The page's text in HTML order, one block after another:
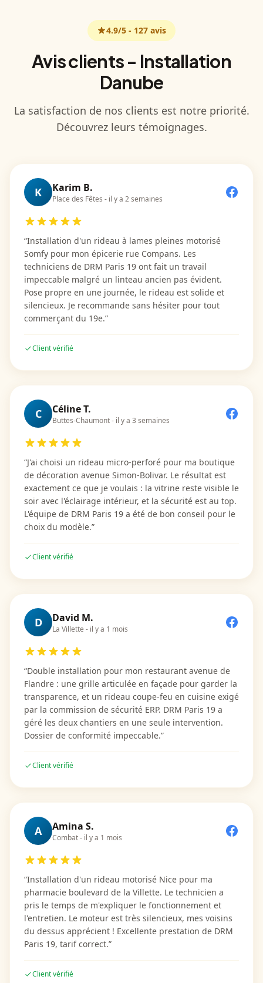
4.9/5 - 127 avis
Avis clients - Installation
Danube
La satisfaction de nos clients est notre priorité.
Découvrez leurs témoignages.
K Karim B.
Place des Fêtes - il y a 2 semaines
“Installation d'un rideau à lames pleines motorisé
Somfy pour mon épicerie rue Compans. Les
techniciens de DRM Paris 19 ont fait un travail
impeccable malgré un linteau ancien pas évident.
Pose propre en une journée, le rideau est solide et
silencieux. Je recommande sans hésiter pour tout
commerçant du 19e.”
Client vérifié
C Céline T.
Buttes-Chaumont- il y a 3 semaines
“J'ai choisi un rideau micro-perforé pour ma boutique
de décoration avenue Simon-Bolivar. Le résultat est
exactement ce que je voulais : la vitrine reste visible le
soir avec l'éclairage intérieur, et la sécurité est au top.
L'équipe de DRM Paris 19 a été de bon conseil pour le
choix du modèle.”
Client vérifié
D David M.
La Villette - il y a 1 mois
“Double installation pour mon restaurant avenue de
Flandre : une grille articulée en façade pour garder la
transparence, et un rideau coupe-feu en cuisine exigé
par la commission de sécurité ERP. DRM Paris 19 a
géré les deux chantiers en une seule intervention.
Dossier de conformité impeccable.”
Client vérifié
A Amina S.
Combat- il y a 1 mois
“Installation d'un rideau motorisé Nice pour ma
pharmacie boulevard de la Villette. Le technicien a
pris le temps de m'expliquer le fonctionnement et
l'entretien. Le moteur est très silencieux, mes voisins
du dessus apprécient ! Excellente prestation de DRM
Paris 19, tarif correct.”
Client vérifié